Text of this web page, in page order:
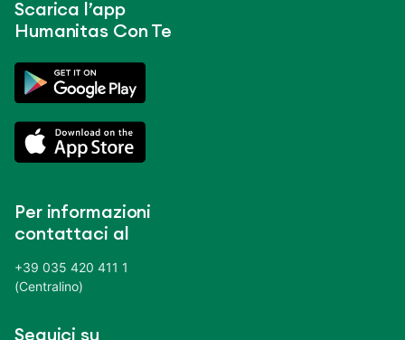
Scarica l’app
Humanitas Con Te
Per informazioni
contattaci al
+39 035 420 411 1
(Centralino)
Seguici su